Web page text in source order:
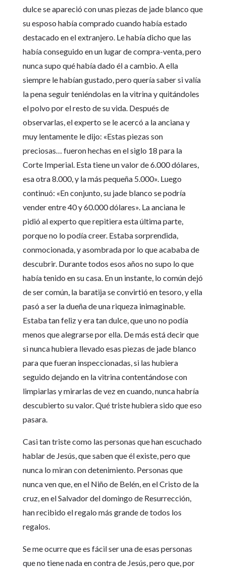
dulce se apareció con unas piezas de jade blanco que
su esposo había comprado cuando había estado
destacado en el extranjero. Le había dicho que las
había conseguido en un lugar de compra-venta, pero
nunca supo qué había dado él a cambio. A ella
siempre le habían gustado, pero quería saber si valía
la pena seguir teniéndolas en la vitrina y quitándoles
el polvo por el resto de su vida. Después de
observarlas, el experto se le acercó a la anciana y
muy lentamente le dijo: «Estas piezas son
preciosas… fueron hechas en el siglo 18 para la
Corte Imperial. Esta tiene un valor de 6.000 dólares,
esa otra 8.000, y la más pequeña 5.000». Luego
continuó: «En conjunto, su jade blanco se podría
vender entre 40 y 60.000 dólares». La anciana le
pidió al experto que repitiera esta última parte,
porque no lo podía creer. Estaba sorprendida,
conmocionada, y asombrada por lo que acababa de
descubrir. Durante todos esos años no supo lo que
había tenido en su casa. En un instante, lo común dejó
de ser común, la baratija se convirtió en tesoro, y ella
pasó a ser la dueña de una riqueza inimaginable.
Estaba tan feliz y era tan dulce, que uno no podía
menos que alegrarse por ella. De más está decir que
si nunca hubiera llevado esas piezas de jade blanco
para que fueran inspeccionadas, si las hubiera
seguido dejando en la vitrina contentándose con
limpiarlas y mirarlas de vez en cuando, nunca habría
descubierto su valor. Qué triste hubiera sido que eso
pasara.
Casi tan triste como las personas que han escuchado
hablar de Jesús, que saben que él existe, pero que
nunca lo miran con detenimiento. Personas que
nunca ven que, en el Niño de Belén, en el Cristo de la
cruz, en el Salvador del domingo de Resurrección,
han recibido el regalo más grande de todos los
regalos.
Se me ocurre que es fácil ser una de esas personas
que no tiene nada en contra de Jesús, pero que, por